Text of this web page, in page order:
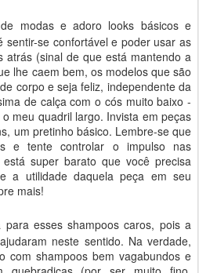
modas e adoro looks básicos e
sentir-se confortável e poder usar as
atrás (sinal de que está mantendo a
lhe caem bem, os modelos que são
corpo e seja feliz, independente da
de calça com o cós muito baixo -
meu quadril largo. Invista em peças
um pretinho básico. Lembre-se que
e tente controlar o impulso nas
super barato que você precisa
a utilidade daquela peça em seu
mais!
para esses shampoos caros, pois a
neste sentido. Na verdade,
com shampoos bem vagabundos e